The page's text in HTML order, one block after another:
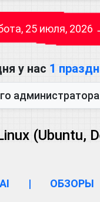
25 июля, 2026
у нас 1
известен как День сисадмина) —
(Ubuntu,
AI | ОБЗОРЫ